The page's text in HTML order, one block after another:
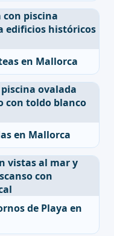
en Mallorca
en Mallorca
de Playa en